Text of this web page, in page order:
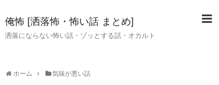
俺怖 [洒落怖・怖い話 まとめ]
洒落にならない怖い話・ゾッとする話・オカルト
ホーム 気味が悪い話